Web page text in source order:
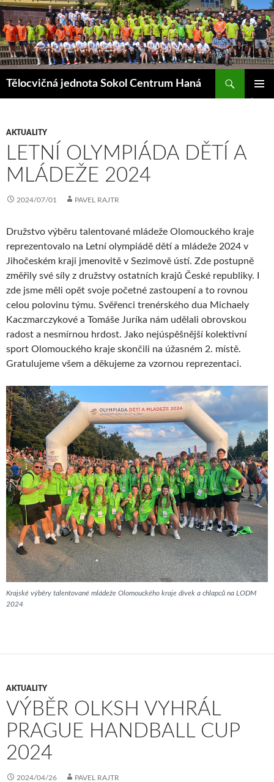
Přejít
k
obsahu
webu
Tělocvičná jednota Sokol Centrum Haná
AKTUALITY
LETNÍ OLYMPIÁDA DĚTÍ A
MLÁDEŽE 2024
2024/07/01 PAVEL RAJTR
Družstvo výběru talentované mládeže Olomouckého kraje
reprezentovalo na Letní olympiádě dětí a mládeže 2024 v
Jihočeském kraji jmenovitě v Sezimově ústí. Zde postupně
změřily své síly z družstvy ostatních krajů České republiky. I
zde jsme měli opět svoje početné zastoupení a to rovnou
celou polovinu týmu. Svěřenci trenérského dua Michaely
Kaczmarczykové a Tomáše Juríka nám udělali obrovskou
radost a nesmírnou hrdost. Jako nejúspěšnější kolektivní
sport Olomouckého kraje skončili na úžasném 2. místě.
Gratulujeme všem a děkujeme za vzornou reprezentaci.
Krajské výběry talentované mládeže Olomouckého kraje dívek a chlapců na LODM
2024
AKTUALITY
VÝBĚR OLKSH VYHRÁL
PRAGUE HANDBALL CUP
2024
2024/04/26 PAVEL RAJTR